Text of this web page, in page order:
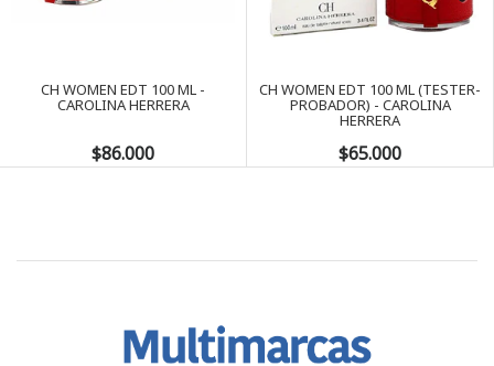
CH WOMEN EDT 100 ML -
CAROLINA HERRERA
$86.000
CH WOMEN EDT 100 ML (TESTER-
PROBADOR) - CAROLINA
HERRERA
$65.000
Next